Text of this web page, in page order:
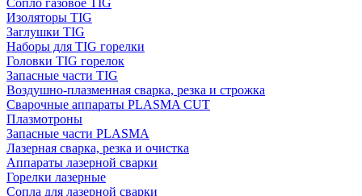
Сопло газовое TIG
Изоляторы TIG
Заглушки TIG
Наборы для TIG горелки
Головки TIG горелок
Запасные части TIG
Воздушно-плазменная сварка, резка и строжка
Сварочные аппараты PLASMA CUT
Плазмотроны
Запасные части PLASMA
Лазерная сварка, резка и очистка
Аппараты лазерной сварки
Горелки лазерные
Сопла для лазерной сварки